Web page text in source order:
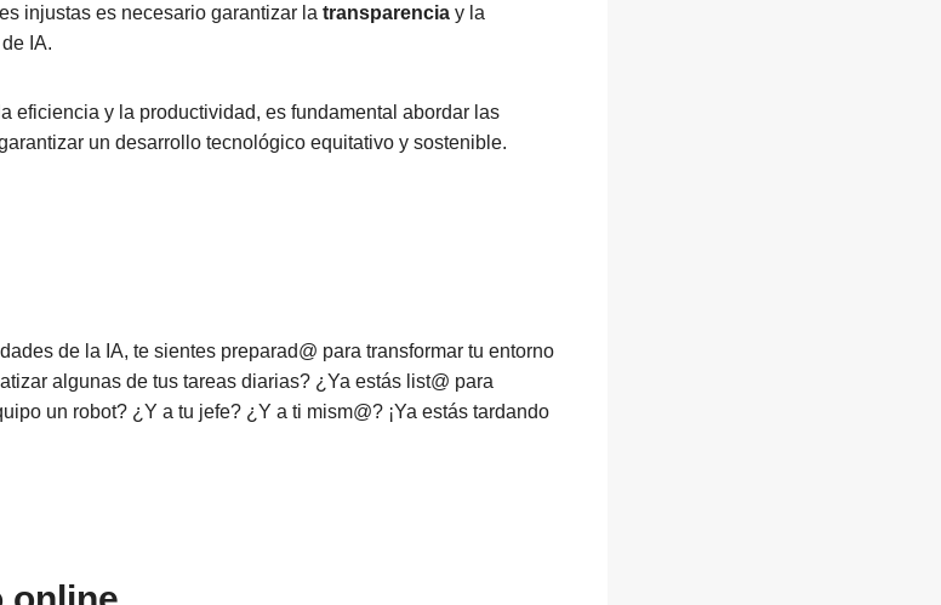
injustas es necesario garantizar la transparencia y la
de IA.
eficiencia y la productividad, es fundamental abordar las
un desarrollo tecnológico equitativo y sostenible.
de la IA, te sientes preparad@ para transformar tu entorno
algunas de tus tareas diarias? ¿Ya estás list@ para
un robot? ¿Y a tu jefe? ¿Y a ti mism@? ¡Ya estás tardando